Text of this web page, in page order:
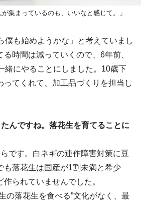
集まっているのも、いいなと感じて。」
僕も始めようかな」と考えていまし
時間は減っていくので、6年前、
緒にやることにしました。10歳下
ってくれて、加工品づくりを担当し
んですね。落花生を育てることに
です。白ネギの連作障害対策に豆
も落花生は国産が1割未満と希少
られていませんでした。
の落花生を食べる”文化がなく、最